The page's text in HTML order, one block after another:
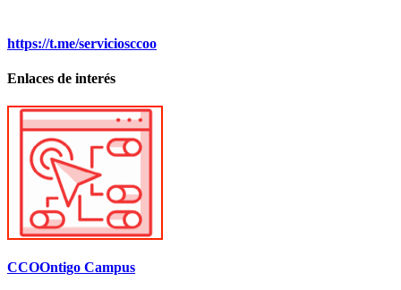
https://t.me/serviciosccoo
Enlaces de interés
CCOOntigo Campus